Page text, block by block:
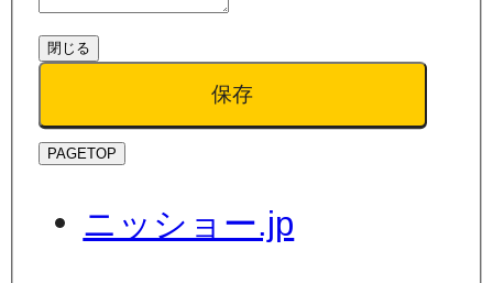
閉じる
保存
PAGETOP
ニッショー.jp